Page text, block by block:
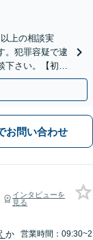
上の相談実
。犯罪容疑で逮
下さい。【初回
お問い合わせ
インタビューを
見る
か
営業時間：09:30~2